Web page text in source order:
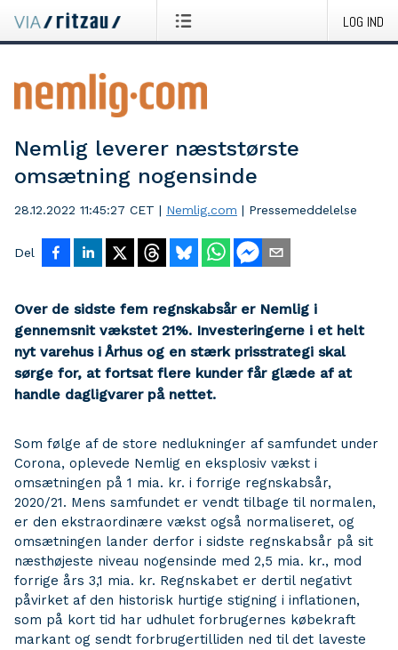
LOG IND
Nemlig leverer næststørste
omsætning nogensinde
28.12.2022 11:45:27 CET | Nemlig.com | Pressemeddelelse
Del
Over de sidste fem regnskabsår er Nemlig i
gennemsnit vækstet 21%. Investeringerne i et helt
nyt varehus i Århus og en stærk prisstrategi skal
sørge for, at fortsat flere kunder får glæde af at
handle dagligvarer på nettet.
Som følge af de store nedlukninger af samfundet under
Corona, oplevede Nemlig en eksplosiv vækst i
omsætningen på 1 mia. kr. i forrige regnskabsår,
2020/21. Mens samfundet er vendt tilbage til normalen,
er den ekstraordinære vækst også normaliseret, og
omsætningen lander derfor i sidste regnskabsår på sit
næsthøjeste niveau nogensinde med 2,5 mia. kr., mod
forrige års 3,1 mia. kr. Regnskabet er dertil negativt
påvirket af den historisk hurtige stigning i inflationen,
som på kort tid har udhulet forbrugernes købekraft
markant og sendt forbrugertilliden ned til det laveste